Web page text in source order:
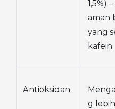
1,5%)
aman
yang
kafein
Antioksidan
g lebih